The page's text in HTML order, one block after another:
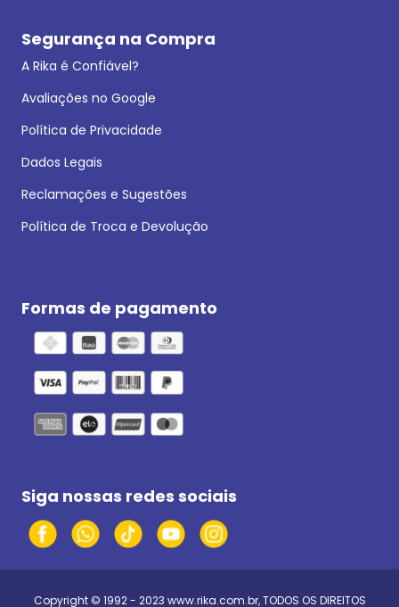
Segurança na Compra
A Rika é Confiável?
Avaliações no Google
Política de Privacidade
Dados Legais
Reclamações e Sugestões
Política de Troca e Devolução
Formas de pagamento
Siga nossas redes sociais
Copyright © 1992 - 2023 www.rika.com.br, TODOS OS DIREITOS